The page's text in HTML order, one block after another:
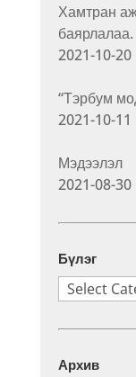
Хамтран
баярлалаа.
2021-10-20
“Тэрбум
2021-10-11
Мэдээлэл
2021-08-30
Бүлэг
Бүлэг
Архив